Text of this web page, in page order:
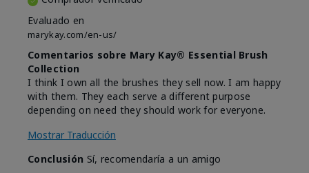
Evaluado en
marykay.com/en-us/
Comentarios sobre Mary Kay® Essential Brush
Collection
I think I own all the brushes they sell now. I am happy
with them. They each serve a different purpose
depending on need they should work for everyone.
Mostrar Traducción
Conclusión Sí, recomendaría a un amigo